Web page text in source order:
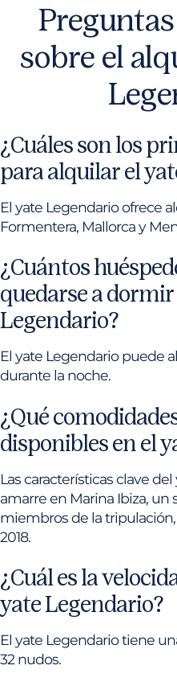
sobre el
¿Cuáles son los
para alquilar el
El yate Legendario ofrece
Formentera, Mallorca y
¿Cuántos
quedarse a
Legendario?
El yate Legendario puede
durante la noche.
¿Qué
disponibles en el
Las características clave
amarre en Marina Ibiza, un
miembros de la
2018.
¿Cuál es la
yate Legendario?
El yate Legendario tiene
32 nudos.